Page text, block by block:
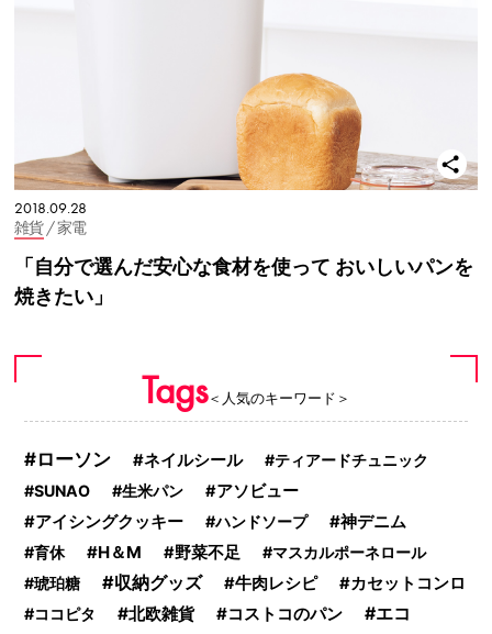
2018.09.28
雑貨/ 家電
「自分で選んだ安心な食材を使って おいしいパンを
焼きたい」
Tags＜人気のキーワード＞
ローソン ネイルシール
ティアードチュニック
SUNAO
生米パン
アソビュー
アイシングクッキー
ハンドソープ 神デニム
育休 H＆M 野菜不足
マスカルポーネロール
琥珀糖
収納グッズ 牛肉レシピ カセットコンロ
ココピタ 北欧雑貨 コストコのパン エコ